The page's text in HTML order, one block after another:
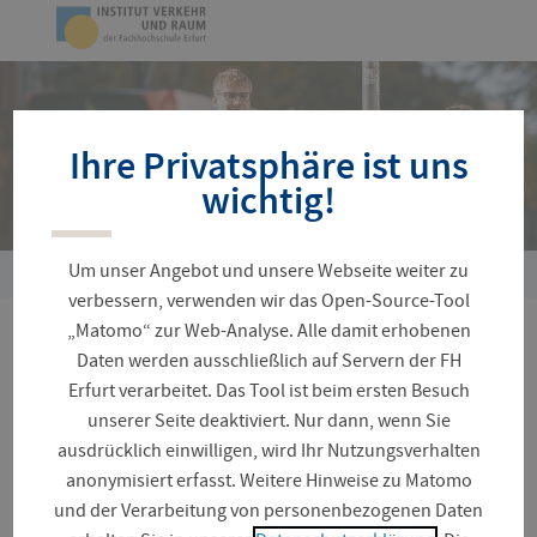
Zur
Navigation
sind
hier:
Studie belegt: 9-Euro-
Ticket stärkte die soziale
Teilhabe von Menschen
mit geringen Einkommen
Ihre Privatsphäre ist uns
wichtig!
Um unser Angebot und unsere Webseite weiter zu
verbessern, verwenden wir das Open-Source-Tool
„Matomo“ zur Web-Analyse. Alle damit erhobenen
Daten werden ausschließlich auf Servern der FH
Erfurt verarbeitet. Das Tool ist beim ersten Besuch
unserer Seite deaktiviert. Nur dann, wenn Sie
ausdrücklich einwilligen, wird Ihr Nutzungsverhalten
anonymisiert erfasst. Weitere Hinweise zu Matomo
und der Verarbeitung von personenbezogenen Daten